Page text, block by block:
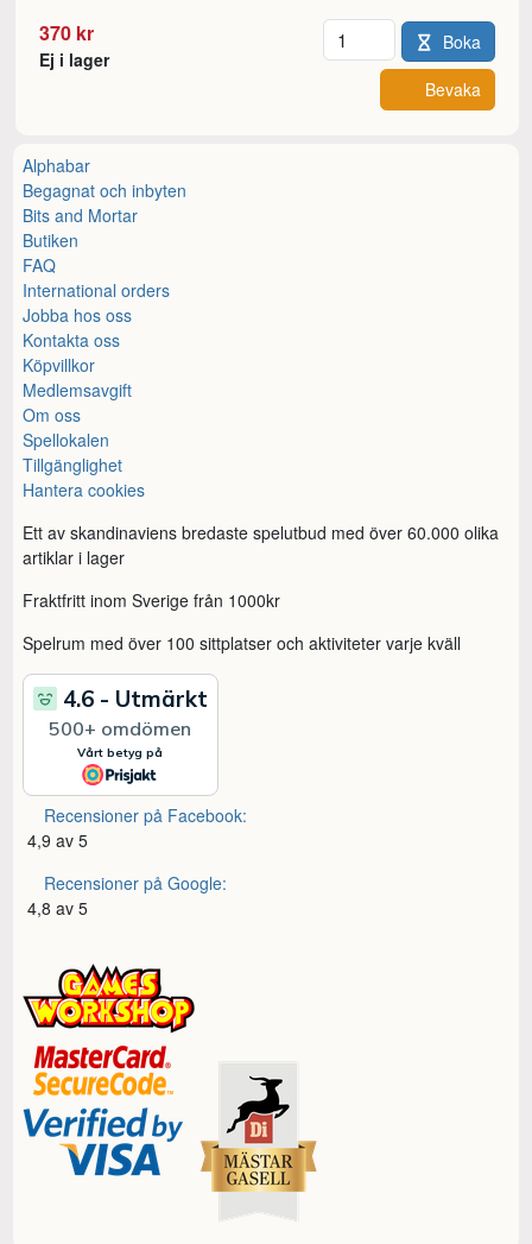
370 kr
Ej i lager
Antal Boka
Bevaka
Alphabar
Begagnat och inbyten
Bits and Mortar
Butiken
FAQ
International orders
Jobba hos oss
Kontakta oss
Köpvillkor
Medlemsavgift
Om oss
Spellokalen
Tillgänglighet
Hantera cookies
Ett av skandinaviens bredaste spelutbud med över 60.000 olika
artiklar i lager
Fraktfritt inom Sverige från 1000kr
Spelrum med över 100 sittplatser och aktiviteter varje kväll
Recensioner på Facebook:
4,9 av 5
Recensioner på Google:
4,8 av 5